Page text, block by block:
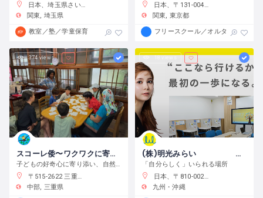
日本、埼玉県さいたま市浦和区元町２−３４−１０
関東
埼玉県
教室／塾／学童保育
日本、〒131-0045 東京都墨田区押上２丁目２８−３
関東
東京都
フリースクール／オルタナティブス
374 views
スコーレ倭〜ワクワクに寄り添う学校〜
〒515-2622 三重県津市白山町中ノ村１３８−４
中部 三重県
(株)明光みらい 明光フリースクール薬院本校
「自分らしく」いられる場所
日本、〒810-0022 福岡県福岡市中央区薬院１−１０−６ フォレスト薬院大通り
九州・沖縄